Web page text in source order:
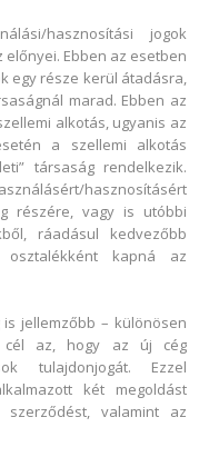
hasznosítási jogok
előnyei. Ebben az esetben
egy része kerül átadásra,
marad. Ebben az
alkotás, ugyanis az
a szellemi alkotás
társaság rendelkezik.
hasznosításért
részére, vagy is utóbbi
ráadásul kedvezőbb
osztalékként kapná az
jellemzőbb – különösen
cél az, hogy az új cég
tulajdonjogát. Ezzel
két megoldást
szerződést, valamint az